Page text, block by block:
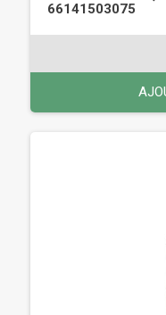
66141503075